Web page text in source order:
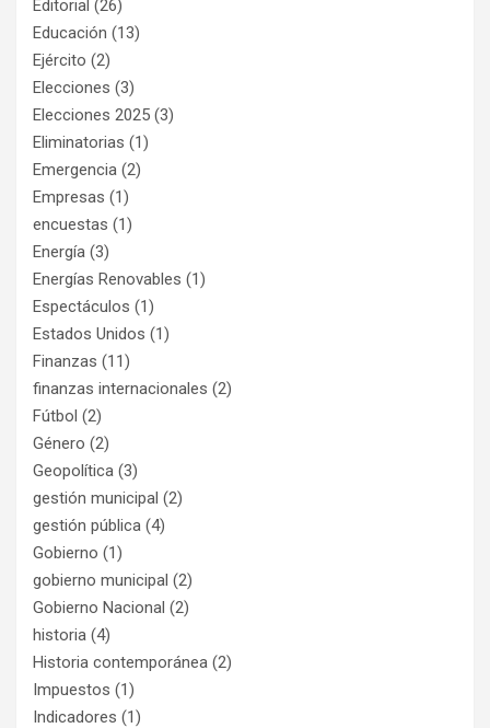
Editorial (26)
Educación (13)
Ejército (2)
Elecciones (3)
Elecciones 2025 (3)
Eliminatorias (1)
Emergencia (2)
Empresas (1)
encuestas (1)
Energía (3)
Energías Renovables (1)
Espectáculos (1)
Estados Unidos (1)
Finanzas (11)
finanzas internacionales (2)
Fútbol (2)
Género (2)
Geopolítica (3)
gestión municipal (2)
gestión pública (4)
Gobierno (1)
gobierno municipal (2)
Gobierno Nacional (2)
historia (4)
Historia contemporánea (2)
Impuestos (1)
Indicadores (1)